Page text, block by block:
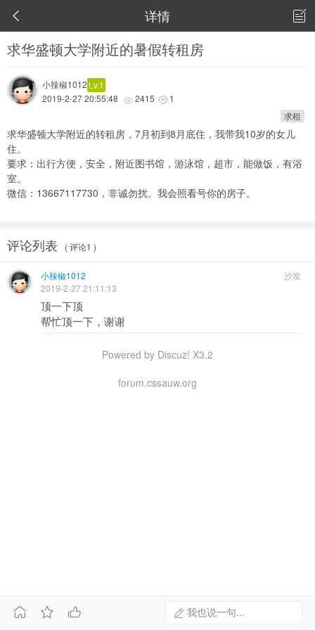
 详情 
求华盛顿大学附近的暑假转租房
小辣椒1012 Lv.1
2019-2-27 20:55:48
 2415  1
求租
求华盛顿大学附近的转租房，7月初到8月底住，我带我10岁的女儿
住。
要求：出行方便，安全，附近图书馆，游泳馆，超市，能做饭，有浴
室。
微信：13667117730，非诚勿扰。我会照看号你的房子。
评论列表 ( 评论1 )
沙发
小辣椒1012
2019-2-27 21:11:13
顶一下顶
帮忙顶一下，谢谢
我也说一句...
  
Powered by Discuz! X3.2
forum.cssauw.org